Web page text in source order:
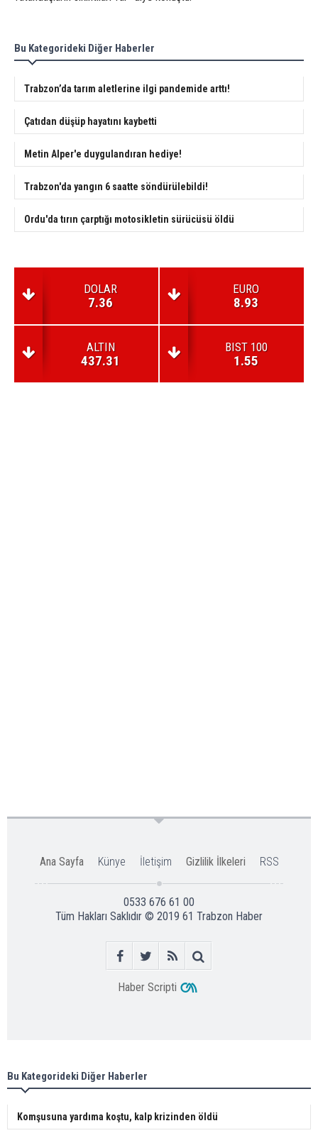
Bu Kategorideki Diğer Haberler
Trabzon’da tarım aletlerine ilgi pandemide arttı!
Çatıdan düşüp hayatını kaybetti
Metin Alper'e duygulandıran hediye!
Trabzon'da yangın 6 saatte söndürülebildi!
Ordu'da tırın çarptığı motosikletin sürücüsü öldü
DOLAR
7.36
EURO
8.93
ALTIN
437.31
BIST 100
1.55
Ana Sayfa Künye İletişim Gizlilik İlkeleri RSS
0533 676 61 00
Tüm Hakları Saklıdır © 2019 61 Trabzon Haber
Haber Scripti
Bu Kategorideki Diğer Haberler
Komşusuna yardıma koştu, kalp krizinden öldü